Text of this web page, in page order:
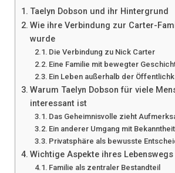
Taelyn Dobson und ihr Hintergrund
Wie ihre Verbindung zur Carter-
wurde
Die Verbindung zu Nick Carter
Eine Familie mit bewegter
Ein Leben außerhalb der
Warum Taelyn Dobson für viele
interessant ist
Das Geheimnisvolle zieht
Ein anderer Umgang mit Bekanntheit
Privatsphäre als bewusste
Wichtige Aspekte ihres Lebenswegs
Familie als zentraler Bestandteil